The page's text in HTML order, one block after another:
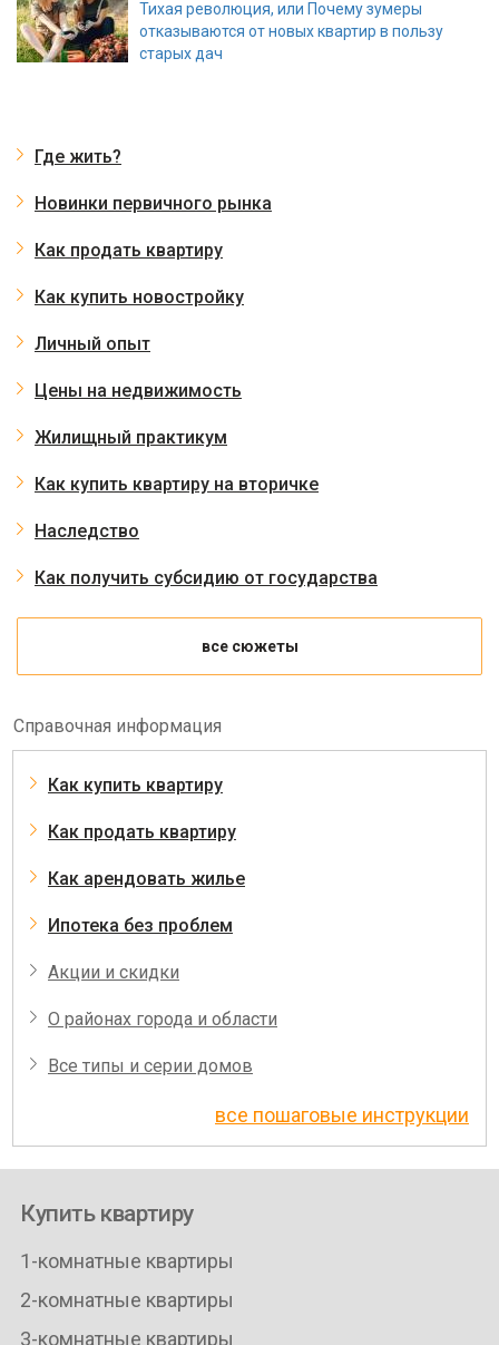
Тихая революция, или Почему зумеры
отказываются от новых квартир в пользу
старых дач
Где жить?
Новинки первичного рынка
Как продать квартиру
Как купить новостройку
Личный опыт
Цены на недвижимость
Жилищный практикум
Как купить квартиру на вторичке
Наследство
Как получить субсидию от государства
все сюжеты
Справочная информация
Как купить квартиру
Как продать квартиру
Как арендовать жилье
Ипотека без проблем
Акции и скидки
О районах города и области
Все типы и серии домов
все пошаговые инструкции
Купить квартиру
1-комнатные квартиры
2-комнатные квартиры
3-комнатные квартиры